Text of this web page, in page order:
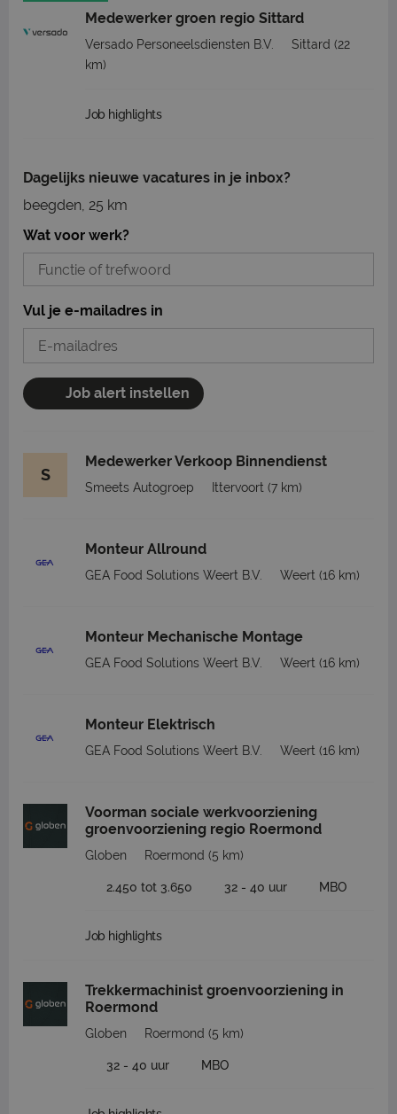
Medewerker groen regio Sittard
Versado Personeelsdiensten B.V. Sittard (22
km)
Job highlights
Dagelijks nieuwe vacatures in je inbox?
beegden, 25 km
Wat voor werk?
Vul je e-mailadres in
Job alert instellen
S
Medewerker Verkoop Binnendienst
Smeets Autogroep Ittervoort (7 km)
Monteur Allround
GEA Food Solutions Weert B.V. Weert (16 km)
Monteur Mechanische Montage
GEA Food Solutions Weert B.V. Weert (16 km)
Monteur Elektrisch
GEA Food Solutions Weert B.V. Weert (16 km)
Voorman sociale werkvoorziening
groenvoorziening regio Roermond
Globen Roermond (5 km)
2.450 tot 3.650 32 - 40 uur MBO
Job highlights
Trekkermachinist groenvoorziening in
Roermond
Globen Roermond (5 km)
32 - 40 uur MBO